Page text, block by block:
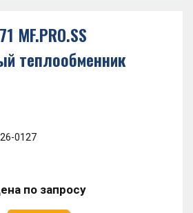
MF.PRO.SS
теплообменник
0127
по запросу